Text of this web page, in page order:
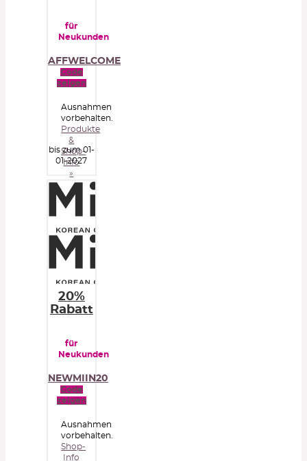
für
Neukunden
AFFWELCOME
Code
zeigen
Ausnahmen
vorbehalten.
Produkte
&
Shop-
Info
»
bis zum 01-
01-2027
20%
Rabatt
für
Neukunden
NEWMIIN20
Code
zeigen
Ausnahmen
vorbehalten.
Shop-
Info